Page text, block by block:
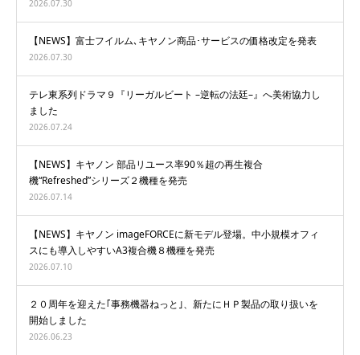
2026.07.30
【NEWS】富士フイルム､キヤノン商品･サービスの価格改定を発表
2026.07.30
テレ東系列ドラマ９『リーガルビート –逆転の法廷–』へ美術協力し
ました
2026.07.24
【NEWS】キヤノン 部品リユース率90％超の再生複合
機“Refreshed”シリーズ２機種を発売
2026.07.14
【NEWS】キヤノン imageFORCEに新モデル登場。中小規模オフィ
スにも導入しやすいA3複合機８機種を発売
2026.07.10
２０周年を迎えた｢事務機器ねっと｣、新たにＨＰ製品の取り扱いを
開始しました
2026.06.23